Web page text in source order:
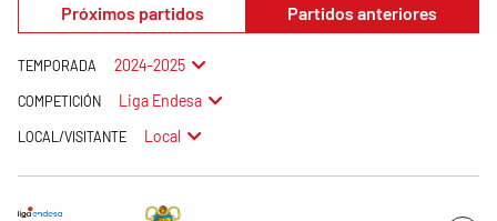
Próximos partidos Partidos anteriores
TEMPORADA 2024-2025
COMPETICIÓN Liga Endesa
LOCAL/VISITANTE Local